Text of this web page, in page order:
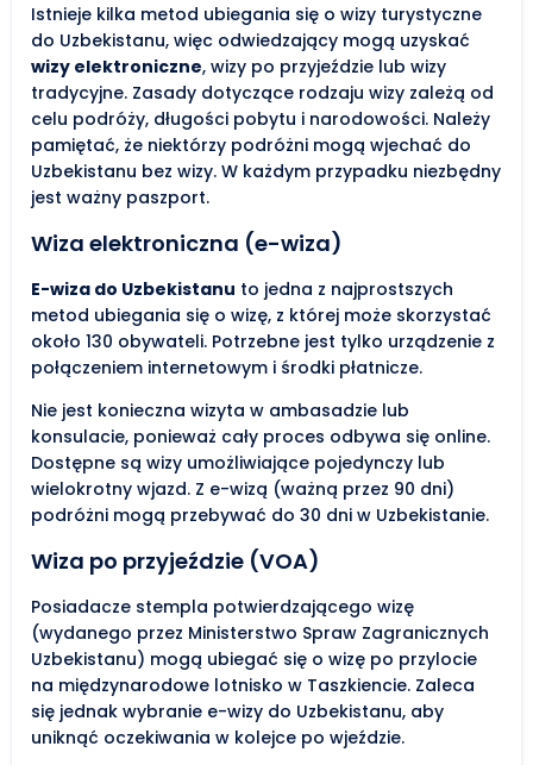
Istnieje kilka metod ubiegania się o wizy turystyczne
do Uzbekistanu, więc odwiedzający mogą uzyskać
wizy elektroniczne, wizy po przyjeździe lub wizy
tradycyjne. Zasady dotyczące rodzaju wizy zależą od
celu podróży, długości pobytu i narodowości. Należy
pamiętać, że niektórzy podróżni mogą wjechać do
Uzbekistanu bez wizy. W każdym przypadku niezbędny
jest ważny paszport.
Wiza elektroniczna (e-wiza)
E-wiza do Uzbekistanu to jedna z najprostszych
metod ubiegania się o wizę, z której może skorzystać
około 130 obywateli. Potrzebne jest tylko urządzenie z
połączeniem internetowym i środki płatnicze.
Nie jest konieczna wizyta w ambasadzie lub
konsulacie, ponieważ cały proces odbywa się online.
Dostępne są wizy umożliwiające pojedynczy lub
wielokrotny wjazd. Z e-wizą (ważną przez 90 dni)
podróżni mogą przebywać do 30 dni w Uzbekistanie.
Wiza po przyjeździe (VOA)
Posiadacze stempla potwierdzającego wizę
(wydanego przez Ministerstwo Spraw Zagranicznych
Uzbekistanu) mogą ubiegać się o wizę po przylocie
na międzynarodowe lotnisko w Taszkiencie. Zaleca
się jednak wybranie e-wizy do Uzbekistanu, aby
uniknąć oczekiwania w kolejce po wjeździe.